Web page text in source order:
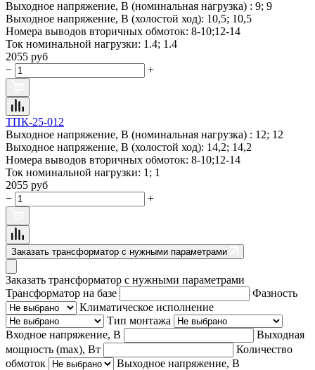
Выходное напряжение, В (номинальная нагрузка) : 9; 9
Выходное напряжение, В (холостой ход): 10,5; 10,5
Номера выводов вторичных обмоток: 8-10;12-14
Ток номинальной нагрузки: 1.4; 1.4
2055 руб
−
+
ТПК-25-012
Выходное напряжение, В (номинальная нагрузка) : 12; 12
Выходное напряжение, В (холостой ход): 14,2; 14,2
Номера выводов вторичных обмоток: 8-10;12-14
Ток номинальной нагрузки: 1; 1
2055 руб
−
+
Заказать трансформатор с нужными параметрами
Заказать трансформатор с нужными параметрами
Трансформатор на базе
Фазность
Климатическое исполнение
Тип монтажа
Входное напряжение, В
Выходная
мощность (max), Вт
Количество
обмоток
Выходное напряжение, В